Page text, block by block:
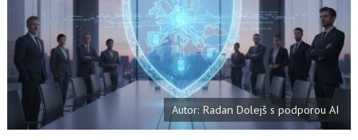
e
a
a
c
b
o
o
k
n
a
s
í
t
i
Autor: Radan Dolejš s podporou AI